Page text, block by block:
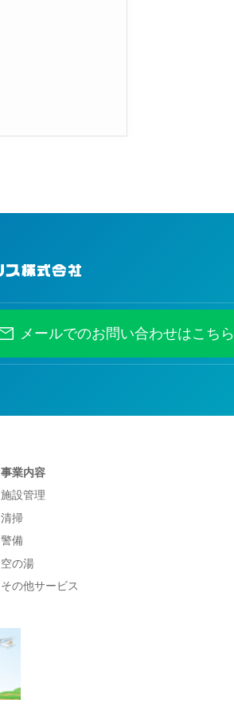
メールでのお問い合わせはこちら
事業内容
施設管理
清掃
警備
空の湯
その他サービス